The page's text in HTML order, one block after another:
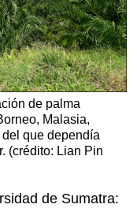
de palma
Malasia,
que dependía
(crédito: Lian Pin
de Sumatra: